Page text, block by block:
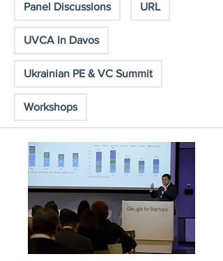
Panel Discussions URL
UVCA In Davos
Ukrainian PE & VC Summit
Workshops